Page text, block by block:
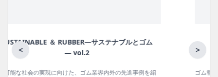
< >
月刊ラバーインダストリー／単品
ゴム報知新聞の姉妹誌。ゴム・エラストマー製品・市場分野別